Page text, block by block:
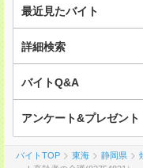
最近見たバイト
詳細検索
バイトQ&A
アンケート&プレゼント
バイトTOP 東海 静岡県